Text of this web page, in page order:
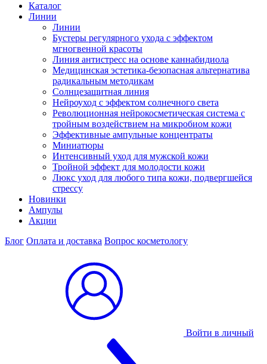
Каталог
Линии
Линии
Бустеры регулярного ухода с эффектом
мгногвенной красоты
Линия антистресс на основе каннабидиола
Медицинская эстетика-безопасная альтернатива
радикальным методикам
Солнцезащитная линия
Нейроуход с эффектом солнечного света
Революционная нейрокосметическая система с
тройным воздействием на микробиом кожи
Эффективные ампульные концентраты
Миниатюры
Интенсивный уход для мужской кожи
Тройной эффект для молодости кожи
Люкс уход для любого типа кожи, подвергшейся
стрессу
Новинки
Ампулы
Акции
Блог Оплата и доставка Вопрос косметологу
Войти в личный